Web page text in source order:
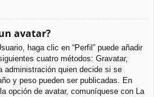
avatar?
haga clic en “Perfil” puede añadir
cuatro métodos: Gravatar,
administración quien decide si se
y peso pueden ser publicadas. En
opción de avatar, comuníquese con La